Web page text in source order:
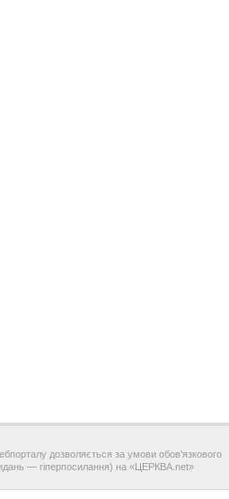
дозволяється за умови обов'язкового
— гіперпосилання) на «ЦЕРКВА.net»